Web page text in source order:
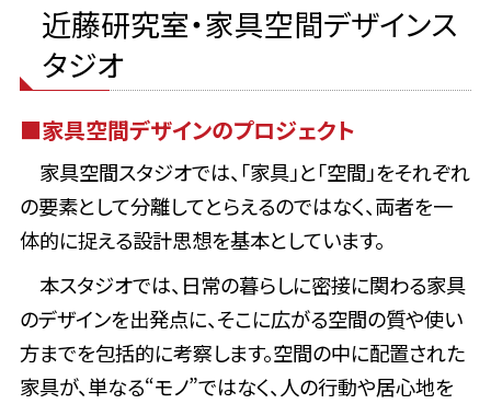
近藤研究室・家具空間デザインス
タジオ
■家具空間デザインのプロジェクト
家具空間スタジオでは、「家具」と「空間」をそれぞれ
の要素として分離してとらえるのではなく、両者を一
体的に捉える設計思想を基本としています。
本スタジオでは、日常の暮らしに密接に関わる家具
のデザインを出発点に、そこに広がる空間の質や使い
方までを包括的に考察します。空間の中に配置された
家具が、単なる“モノ”ではなく、人の行動や居心地を